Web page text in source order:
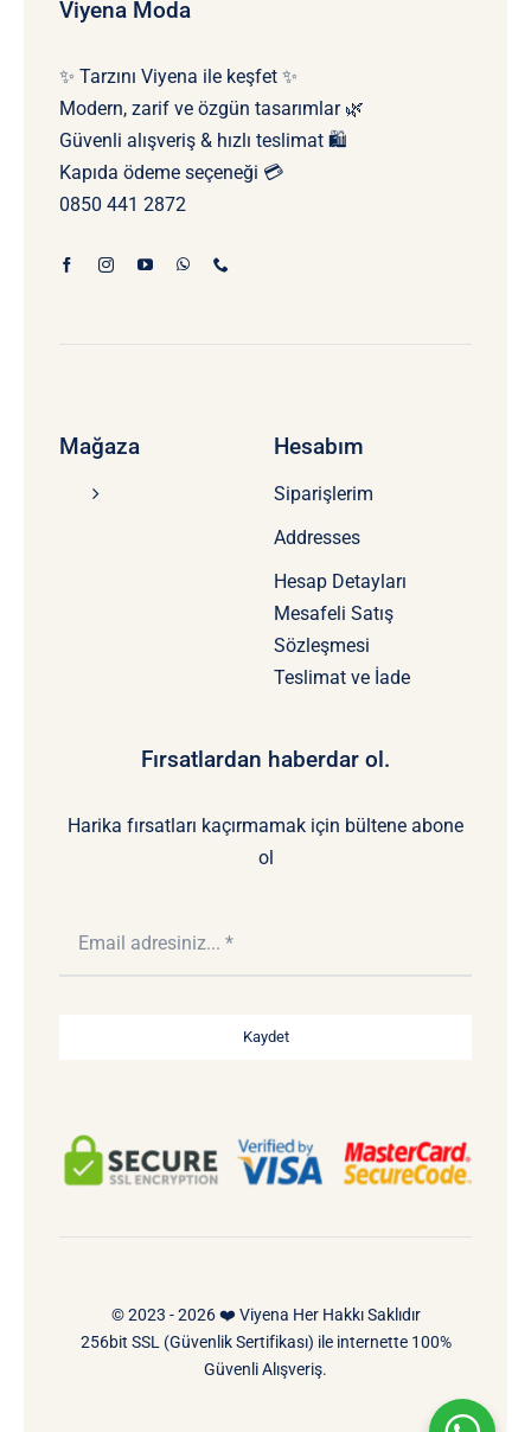
Viyena Moda
✨ Tarzını Viyena ile keşfet ✨
Modern, zarif ve özgün tasarımlar 🌿
Güvenli alışveriş & hızlı teslimat 🛍️
Kapıda ödeme seçeneği 💳
0850 441 2872
Mağaza Hesabım
Siparişlerim
Addresses
Hesap Detayları
Mesafeli Satış
Sözleşmesi
Teslimat ve İade
Fırsatlardan haberdar ol.
Harika fırsatları kaçırmamak için bültene abone
ol
Kaydet
© 2023 - 2026 ❤️ Viyena Her Hakkı Saklıdır
256bit SSL (Güvenlik Sertifikası) ile internette 100%
Güvenli Alışveriş.